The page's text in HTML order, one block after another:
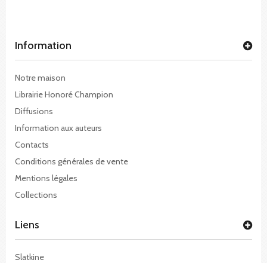
Information
Notre maison
Librairie Honoré Champion
Diffusions
Information aux auteurs
Contacts
Conditions générales de vente
Mentions légales
Collections
Liens
Slatkine